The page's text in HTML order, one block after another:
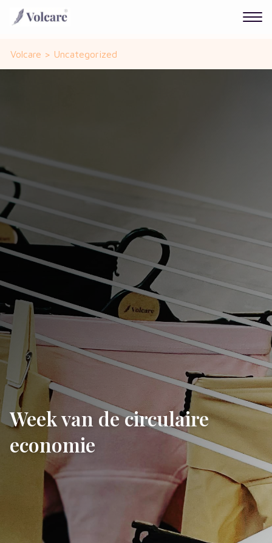
Volcare > Uncategorized
Week van de circulaire
economie